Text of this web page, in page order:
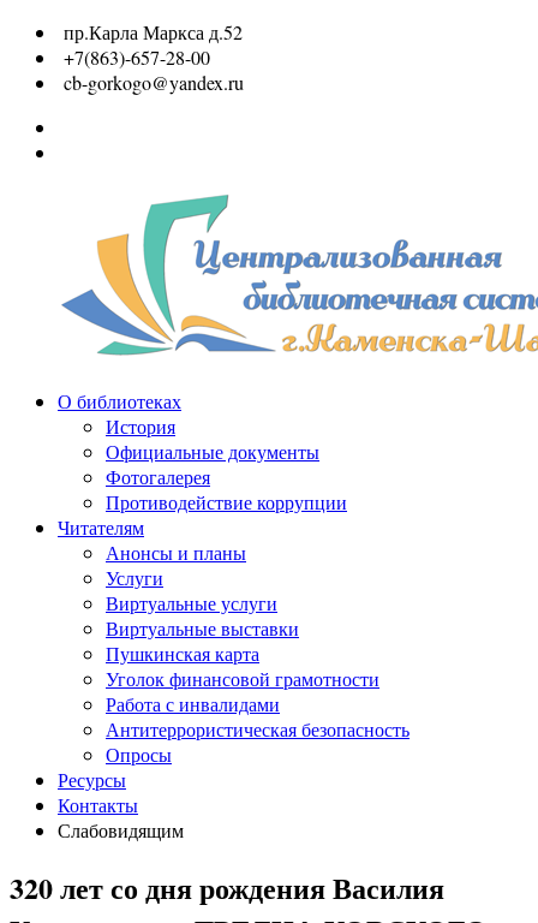
Перейти
содержимому
пр.Карла Маркса д.52
+7(863)-657-28-00
cb-gorkogo@yandex.ru
г.Каменск-
Шахтинский
О библиотеках
История
Официальные документы
Фотогалерея
Противодействие коррупции
Читателям
Анонсы и планы
Услуги
Виртуальные услуги
Виртуальные выставки
Пушкинская карта
Уголок финансовой грамотности
Работа с инвалидами
Антитеррористическая безопасность
Опросы
Ресурсы
Контакты
Слабовидящим
320 лет со дня рождения Василия